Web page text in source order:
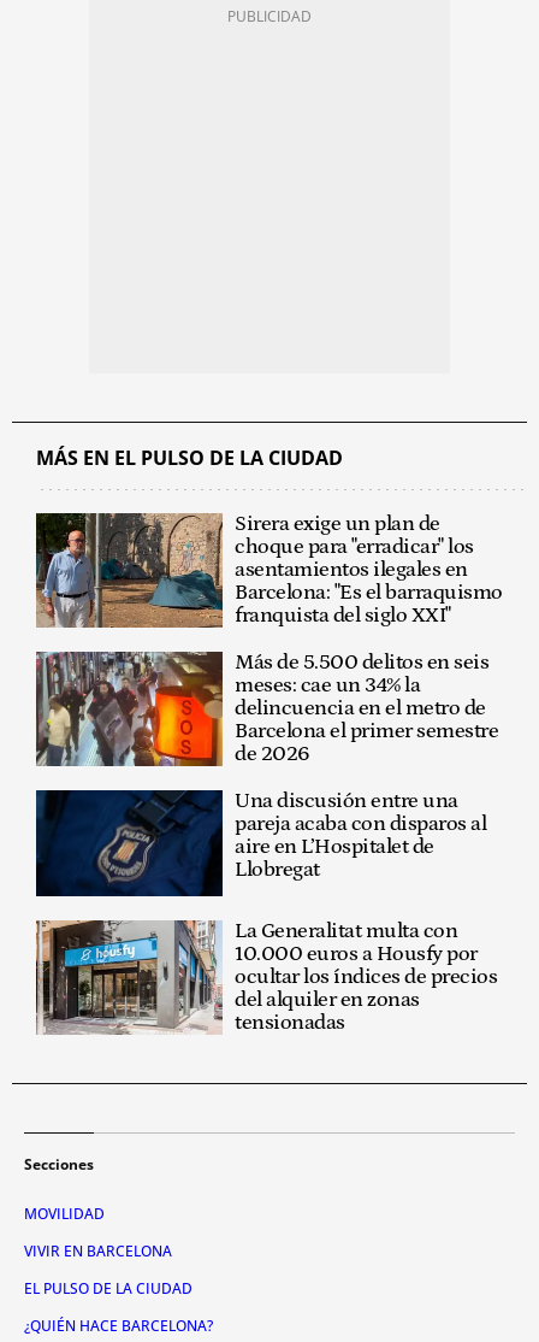
MÁS EN EL PULSO DE LA CIUDAD
Sirera exige un plan de
choque para "erradicar" los
asentamientos ilegales en
Barcelona: "Es el barraquismo
franquista del siglo XXI"
Más de 5.500 delitos en seis
meses: cae un 34% la
delincuencia en el metro de
Barcelona el primer semestre
de 2026
Una discusión entre una
pareja acaba con disparos al
aire en L’Hospitalet de
Llobregat
La Generalitat multa con
10.000 euros a Housfy por
ocultar los índices de precios
del alquiler en zonas
tensionadas
Secciones
MOVILIDAD
VIVIR EN BARCELONA
EL PULSO DE LA CIUDAD
¿QUIÉN HACE BARCELONA?